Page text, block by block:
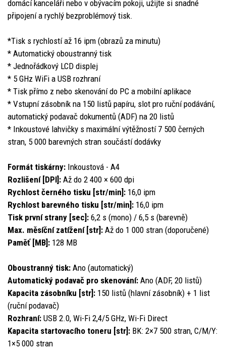
domácí kanceláři nebo v obývacím pokoji, užijte si snadné
připojení a rychlý bezproblémový tisk.
*Tisk s rychlostí až 16 ipm (obrazů za minutu)
* Automatický oboustranný tisk
* Jednořádkový LCD displej
* 5 GHz WiFi a USB rozhraní
* Tisk přímo z nebo skenování do PC a mobilní aplikace
* Vstupní zásobník na 150 listů papíru, slot pro ruční podávání,
automatický podavač dokumentů (ADF) na 20 listů
* Inkoustové lahvičky s maximální výtěžností 7 500 černých
stran, 5 000 barevných stran součástí dodávky
Formát tiskárny: Inkoustová - A4
Rozlišení [DPI]: Až do 2 400 × 600 dpi
Rychlost černého tisku [str/min]: 16,0 ipm
Rychlost barevného tisku [str/min]: 16,0 ipm
Tisk první strany [sec]: 6,2 s (mono) / 6,5 s (barevně)
Max. měsíční zatížení [str]: Až do 1 000 stran (doporučené)
Paměť [MB]: 128 MB
Oboustranný tisk: Ano (automatický)
Automatický podavač pro skenování: Ano (ADF, 20 listů)
Kapacita zásobníku [str]: 150 listů (hlavní zásobník) + 1 list
(ruční podavač)
Rozhraní: USB 2.0, Wi-Fi 2,4/5 GHz, Wi-Fi Direct
Kapacita startovacího toneru [str]: BK: 2×7 500 stran, C/M/Y:
1×5 000 stran